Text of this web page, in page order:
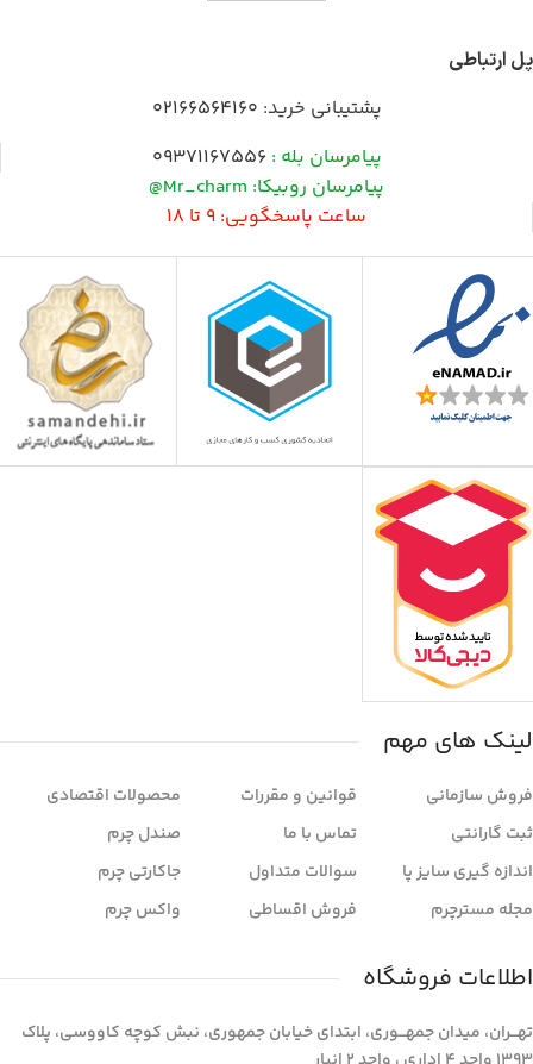
پل ارتباطی
پشتیبانی خرید: 02166564160
پیامرسان بله : 09371167556
پیامرسان روبیکا: Mr_charm@
ساعت پاسخگویی: 9 تا 18
لینک های مهم
فروش سازمانی
ثبت گارانتی
اندازه گیری سایز پا
مجله مسترچرم
قوانین و مقررات
تماس با ما
سوالات متداول
فروش اقساطی
محصولات اقتصادی
صندل چرم
جاکارتی چرم
واکس چرم
اطلاعات فروشگاه
تهـــران، میدان جمهـــوری، ابتدای خیابان جمهوری، نبش کوچه کاووسی، پلاک